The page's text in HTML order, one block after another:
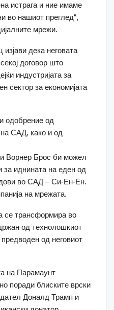
истрага и ние имаме
во нашиот преглед“,
мрежи.
дека неговата
договор што
индустријата за
сектор за економијата
одобрение од
САД, како и од
Ворнер Брос би можел
иднината на еден од
во САД – Си-Ен-Ен.
на мрежата.
се трансформира во
од технолошкиот
од неговиот
на Парамаунт
поради блиските врски
Доналд Трамп и